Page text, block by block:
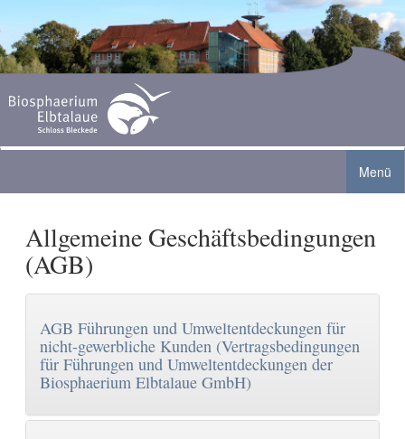
Menü
Biosphaerium Elbtalaue
Ausstellung
Aquarienlandschaft
Angebote
Familien
Sommer-Ferienprogramm 2026
Grenzturm Neu Bleckede geöffnet
Service
Kontakt
Allgemeine Geschäftsbedingungen
(AGB)
AGB Führungen und Umweltentdeckungen für
nicht-gewerbliche Kunden (Vertragsbedingungen
für Führungen und Umweltentdeckungen der
Biosphaerium Elbtalaue GmbH)